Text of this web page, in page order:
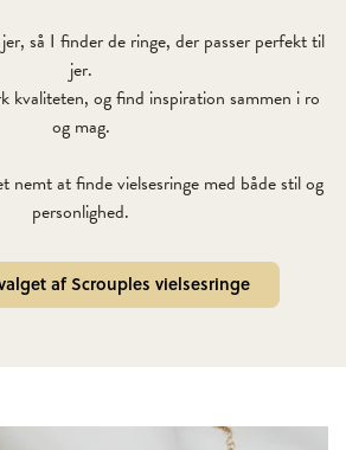
så I finder de ringe, der passer perfekt til
jer.
kvaliteten, og find inspiration sammen i ro
og mag.
nemt at finde vielsesringe med både stil og
personlighed.
af Scrouples vielsesringe